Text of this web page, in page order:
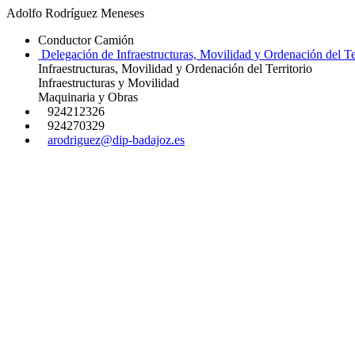
Adolfo Rodríguez Meneses
Conductor Camión
Delegación de Infraestructuras, Movilidad y Ordenación del
Infraestructuras, Movilidad y Ordenación del Territorio
Infraestructuras y Movilidad
Maquinaria y Obras
924212326
924270329
arodriguez@dip-badajoz.es